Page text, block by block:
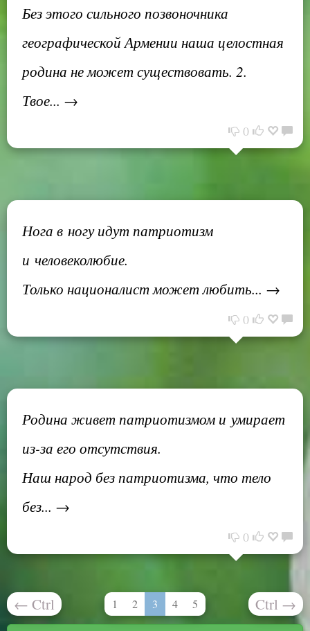
Без этого сильного позвоночника
географической Армении наша целостная
родина не может существовать. 2.
Твое... →
0
Нога в ногу идут патриотизм
и человеколюбие.
Только националист может любить... →
0
Родина живет патриотизмом и умирает
из-за его отсутствия.
Наш народ без патриотизма, что тело
без... →
0
← Ctrl 1 2 3 4 5 Ctrl →